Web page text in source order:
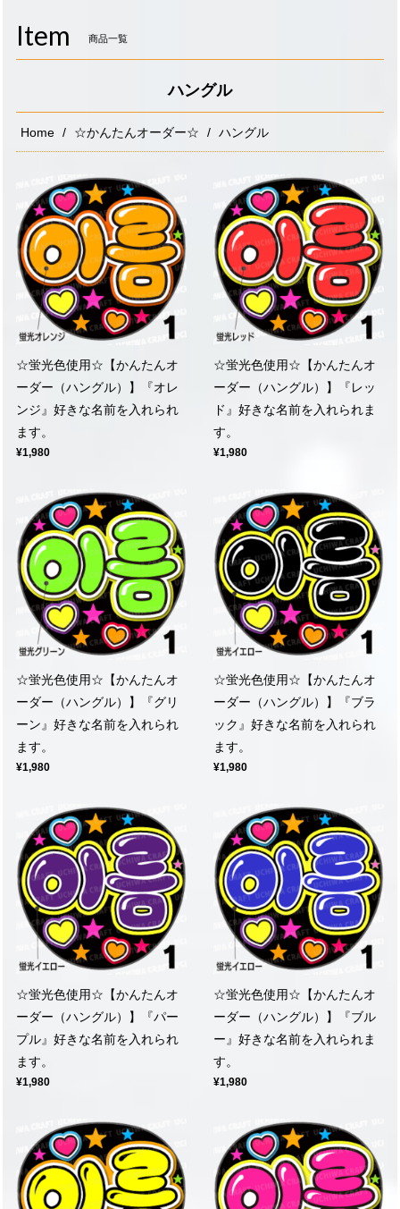
Item 商品一覧
ハングル
Home ☆かんたんオーダー☆ ハングル
☆蛍光色使用☆【かんたんオ
ーダー（ハングル）】『オレ
ンジ』好きな名前を入れられ
ます。
¥1,980
☆蛍光色使用☆【かんたんオ
ーダー（ハングル）】『レッ
ド』好きな名前を入れられま
す。
¥1,980
☆蛍光色使用☆【かんたんオ
ーダー（ハングル）】『グリ
ーン』好きな名前を入れられ
ます。
¥1,980
☆蛍光色使用☆【かんたんオ
ーダー（ハングル）】『ブラ
ック』好きな名前を入れられ
ます。
¥1,980
☆蛍光色使用☆【かんたんオ
ーダー（ハングル）】『パー
プル』好きな名前を入れられ
ます。
¥1,980
☆蛍光色使用☆【かんたんオ
ーダー（ハングル）】『ブル
ー』好きな名前を入れられま
す。
¥1,980